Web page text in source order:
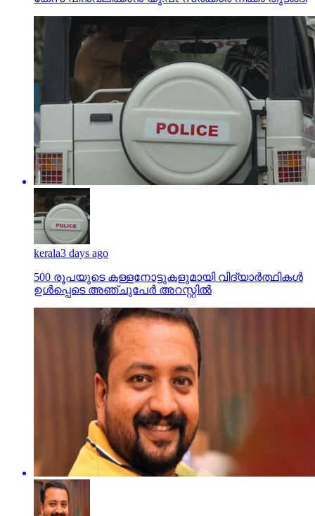
kerala3 days ago
500 രൂപയുടെ കള്ളനോട്ടുകളുമായി വിദ്യാര്‍ത്ഥികള്‍
ഉള്‍പ്പെടെ അഞ്ചുപേര്‍ അറസ്റ്റില്‍